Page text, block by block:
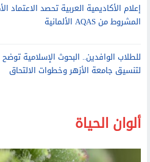
إعلام الأكاديمية العربية تحصد الاعتماد
المشروط من AQAS الألمانية
للطلاب الوافدين.. البحوث الإسلامية
لتنسيق جامعة الأزهر وخطوات الالتحاق
ألوان الحياة